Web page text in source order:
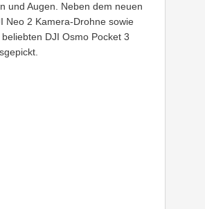
und Augen. Neben dem neuen
Neo 2 Kamera-Drohne sowie
DJI Osmo Pocket 3